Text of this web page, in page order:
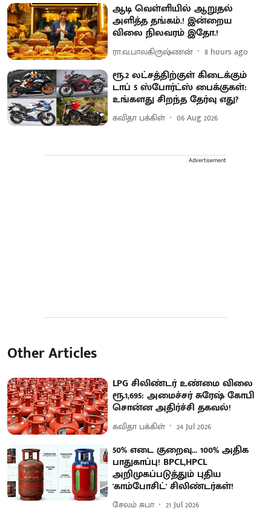
ஆடி வெள்ளியில் ஆறுதல்
அளித்த தங்கம்.! இன்றைய
விலை நிலவரம் இதோ.!
ரா.வ.பாலகிருஷ்ணன் 8 hours ago
ரூ.2 லட்சத்திற்குள் கிடைக்கும்
டாப் 5 ஸ்போர்ட்ஸ் பைக்குகள்:
உங்களது சிறந்த தேர்வு எது?
கவிதா பக்கிள் 06 Aug 2026
Advertisement
Other Articles
LPG சிலிண்டர் உண்மை விலை
ரூ.1,695: அமைச்சர் சுரேஷ் கோபி
சொன்ன அதிர்ச்சி தகவல்!
கவிதா பக்கிள் 24 Jul 2026
50% எடை குறைவு... 100% அதிக
பாதுகாப்பு! BPCL,HPCL
அறிமுகப்படுத்தும் புதிய
'காம்போசிட்' சிலிண்டர்கள்!
சேலம் சுபா 21 Jul 2026